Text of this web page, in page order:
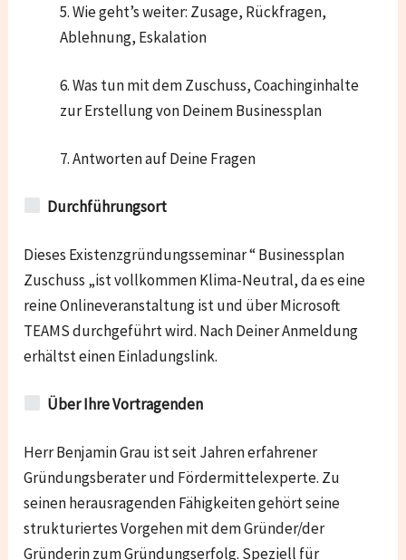
5. Wie geht’s weiter: Zusage, Rückfragen,
Ablehnung, Eskalation
6. Was tun mit dem Zuschuss, Coachinginhalte
zur Erstellung von Deinem Businessplan
7. Antworten auf Deine Fragen
Durchführungsort
Dieses Existenzgründungsseminar “ Businessplan
Zuschuss „ist vollkommen Klima-Neutral, da es eine
reine Onlineveranstaltung ist und über Microsoft
TEAMS durchgeführt wird. Nach Deiner Anmeldung
erhältst einen Einladungslink.
Über Ihre Vortragenden
Herr Benjamin Grau ist seit Jahren erfahrener
Gründungsberater und Fördermittelexperte. Zu
seinen herausragenden Fähigkeiten gehört seine
strukturiertes Vorgehen mit dem Gründer/der
Gründerin zum Gründungserfolg. Speziell für